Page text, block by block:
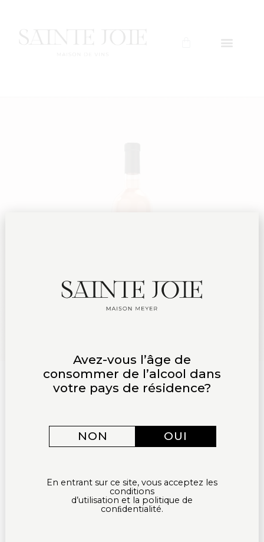
Avez-vous l’âge de
consommer de l’alcool dans
votre pays de résidence?
NON OUI
En entrant sur ce site, vous acceptez les
conditions
d’utilisation et la politique de
conﬁdentialité.